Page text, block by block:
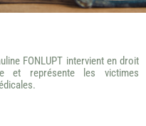
FONLUPT intervient en droit
et représente les victimes